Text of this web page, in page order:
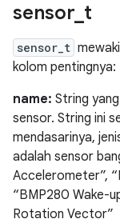
sensor t
sensor_t
kolom pentingnya:
name: String
sensor. String ini
mendasarinya,
adalah sensor
Accelerometer”,
“BMP280 Wake-
Rotation Vector”